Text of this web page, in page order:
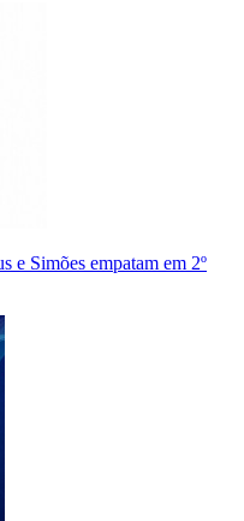
Simões empatam em 2º